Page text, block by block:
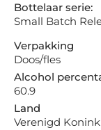
Bottelaar serie:
Small Batch
Verpakking
Doos/fles
Alcohol
60.9
Land
Verenigd